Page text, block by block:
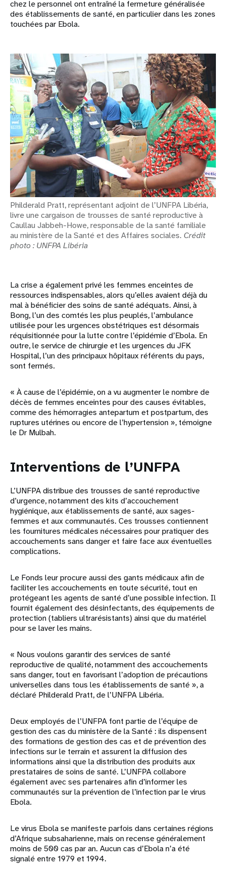
chez le personnel ont entraîné la fermeture généralisée
des établissements de santé, en particulier dans les zones
touchées par Ebola.
Philderald Pratt, représentant adjoint de l’UNFPA Libéria,
livre une cargaison de trousses de santé reproductive à
Caullau Jabbeh-Howe, responsable de la santé familiale
au ministère de la Santé et des Affaires sociales. Crédit
photo : UNFPA Libéria
La crise a également privé les femmes enceintes de
ressources indispensables, alors qu’elles avaient déjà du
mal à bénéficier des soins de santé adéquats. Ainsi, à
Bong, l’un des comtés les plus peuplés, l’ambulance
utilisée pour les urgences obstétriques est désormais
réquisitionnée pour la lutte contre l’épidémie d’Ebola. En
outre, le service de chirurgie et les urgences du JFK
Hospital, l’un des principaux hôpitaux référents du pays,
sont fermés.
« À cause de l’épidémie, on a vu augmenter le nombre de
décès de femmes enceintes pour des causes évitables,
comme des hémorragies antepartum et postpartum, des
ruptures utérines ou encore de l’hypertension », témoigne
le Dr Mulbah.
Interventions de l’UNFPA
L’UNFPA distribue des trousses de santé reproductive
d’urgence, notamment des kits d’accouchement
hygiénique, aux établissements de santé, aux sages-
femmes et aux communautés. Ces trousses contiennent
les fournitures médicales nécessaires pour pratiquer des
accouchements sans danger et faire face aux éventuelles
complications.
Le Fonds leur procure aussi des gants médicaux afin de
faciliter les accouchements en toute sécurité, tout en
protégeant les agents de santé d’une possible infection. Il
fournit également des désinfectants, des équipements de
protection (tabliers ultrarésistants) ainsi que du matériel
pour se laver les mains.
« Nous voulons garantir des services de santé
reproductive de qualité, notamment des accouchements
sans danger, tout en favorisant l’adoption de précautions
universelles dans tous les établissements de santé », a
déclaré Philderald Pratt, de l’UNFPA Libéria.
Deux employés de l’UNFPA font partie de l’équipe de
gestion des cas du ministère de la Santé : ils dispensent
des formations de gestion des cas et de prévention des
infections sur le terrain et assurent la diffusion des
informations ainsi que la distribution des produits aux
prestataires de soins de santé. L’UNFPA collabore
également avec ses partenaires afin d’informer les
communautés sur la prévention de l’infection par le virus
Ebola.
Le virus Ebola se manifeste parfois dans certaines régions
d’Afrique subsaharienne, mais on recense généralement
moins de 500 cas par an. Aucun cas d’Ebola n’a été
signalé entre 1979 et 1994.